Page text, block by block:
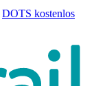
DOTS kostenlos